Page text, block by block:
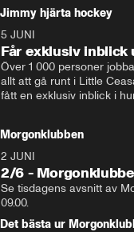
Jimmy hjärta hockey
5 JUNI
Får exklusiv
Över 1 000 personer
allt att gå runt i Little
fått en exklusiv inblick i
Morgonklubben
2 JUNI
2/6 -
Se tisdagens avsnitt av
Det bästa ur